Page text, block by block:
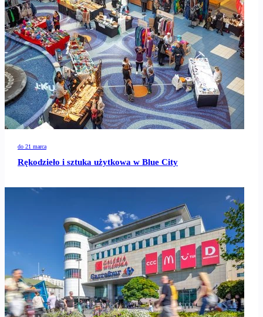
do 21 marca
Rękodzieło i sztuka użytkowa w Blue City